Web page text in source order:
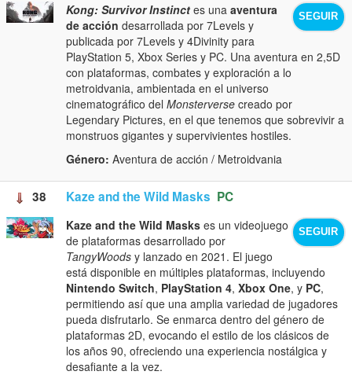
SEGUIR
Kong: Survivor Instinct es una aventura
de acción desarrollada por 7Levels y
publicada por 7Levels y 4Divinity para
PlayStation 5, Xbox Series y PC. Una aventura en 2,5D
con plataformas, combates y exploración a lo
metroidvania, ambientada en el universo
cinematográfico del Monsterverse creado por
Legendary Pictures, en el que tenemos que sobrevivir a
monstruos gigantes y supervivientes hostiles.
Género: Aventura de acción / Metroidvania
38 Kaze and the Wild Masks PC
SEGUIR
Kaze and the Wild Masks es un videojuego
de plataformas desarrollado por
TangyWoods y lanzado en 2021. El juego
está disponible en múltiples plataformas, incluyendo
Nintendo Switch, PlayStation 4, Xbox One, y PC,
permitiendo así que una amplia variedad de jugadores
pueda disfrutarlo. Se enmarca dentro del género de
plataformas 2D, evocando el estilo de los clásicos de
los años 90, ofreciendo una experiencia nostálgica y
desafiante a la vez.